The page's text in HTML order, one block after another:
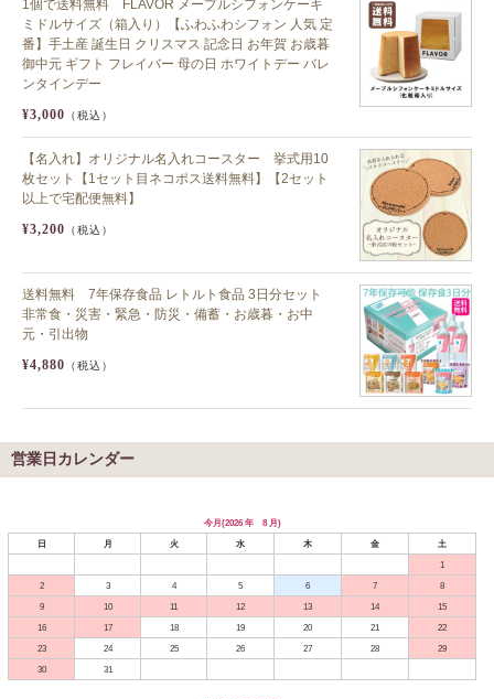
1個で送料無料 FLAVOR メープルシフォンケーキ
ミドルサイズ（箱入り）【ふわふわシフォン 人気 定
番】手土産 誕生日 クリスマス 記念日 お年賀 お歳暮
御中元 ギフト フレイバー 母の日 ホワイトデー バレ
ンタインデー
¥3,000 （税込）
【名入れ】オリジナル名入れコースター 挙式用10
枚セット【1セット目ネコポス送料無料】【2セット
以上で宅配便無料】
¥3,200 （税込）
送料無料 7年保存食品 レトルト食品 3日分セット
非常食・災害・緊急・防災・備蓄・お歳暮・お中
元・引出物
¥4,880 （税込）
営業日カレンダー
今月(2026 年 8 月)
日
月 火 水 木 金
土
1
2
3 4 5 6 7
8
9
10 11 12 13 14
15
16
17 18 19 20 21
22
23
24 25 26 27 28
29
30
31